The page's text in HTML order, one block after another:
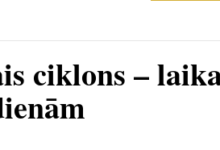
ciklons –